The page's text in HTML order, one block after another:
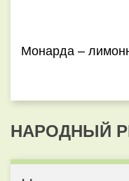
Монарда –
НАРОДНЫЙ